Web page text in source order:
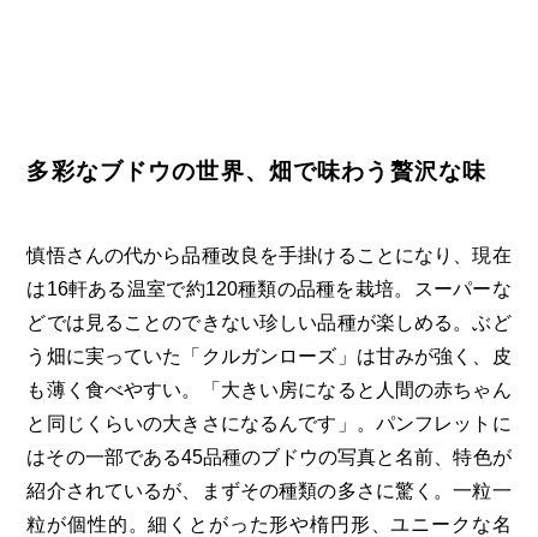
多彩なブドウの世界、畑で味わう贅沢な味
慎悟さんの代から品種改良を手掛けることになり、現在
は16軒ある温室で約120種類の品種を栽培。スーパーな
どでは見ることのできない珍しい品種が楽しめる。ぶど
う畑に実っていた「クルガンローズ」は甘みが強く、皮
も薄く食べやすい。「大きい房になると人間の赤ちゃん
と同じくらいの大きさになるんです」。パンフレットに
はその一部である45品種のブドウの写真と名前、特色が
紹介されているが、まずその種類の多さに驚く。一粒一
粒が個性的。細くとがった形や楕円形、ユニークな名